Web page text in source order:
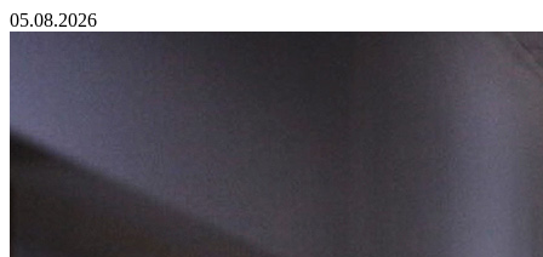
05.08.2026